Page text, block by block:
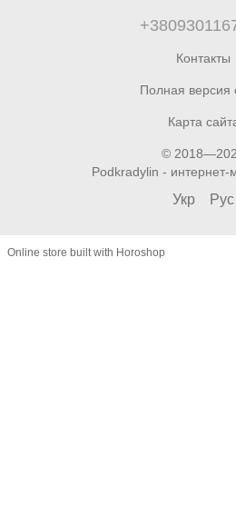
Контакты
Полная версия
Карта
©
Podkradylin - интернет-
Укр Рус
Online store built with Horoshop